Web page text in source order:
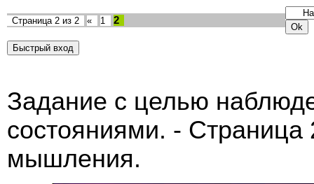
Страница 2 из 2 « 1 2
Задание с целью
состояниями. -
мышления.